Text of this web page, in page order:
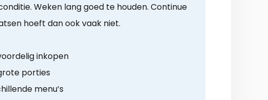
Weken lang goed te houden. Continue
hoeft dan ook vaak niet.
inkopen
porties
menu’s